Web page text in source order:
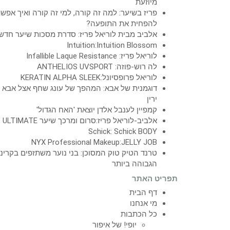
מיוזעת
פריז בשיער: למה זה קורה, למי זה קורה ואיך
להפחית את התופעה?
אלביב מבית לוריאל פריז: סדרת מסכות שיער
Intuition:Intuition Blossom
לוריאל פריז: Infallible Laque Resistance
לה רוש-פוזה: ANTHELIOS UVSPORT
לוריאל פרופסיונל:KERATIN ALPHA SLEEK
דוגמנית של אבא: המהפך של עונג שחף אצל אבא
ירין
קמפיין לענבל אלדן יוצאת 'האח הגדול'
אלביב-לוריאל פריז:סרום ומרכך שיער ULTIMATE
Schick: Schick BODY
NYX Professional Makeup:JELLY JOB
טרנד הטיק טוק המסוכן: בני נוער משתזפים
הגבוהה ביותר
תפריט האתר
דף הבית
מי אנחנו
כל הכתבות
יופי! של איפור